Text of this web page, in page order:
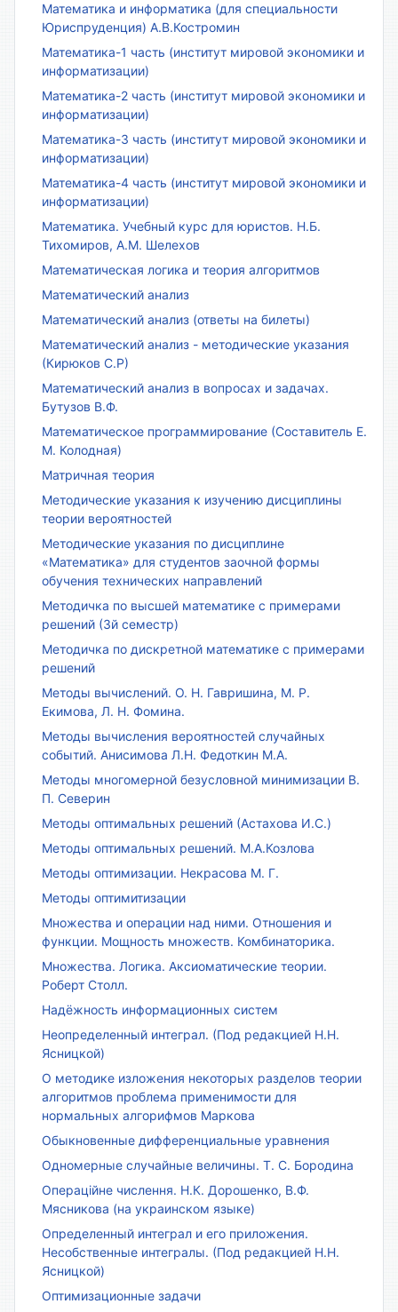
Математика и информатика (для специальности
Юриспруденция) А.В.Костромин
Математика-1 часть (институт мировой экономики и
информатизации)
Математика-2 часть (институт мировой экономики и
информатизации)
Математика-3 часть (институт мировой экономики и
информатизации)
Математика-4 часть (институт мировой экономики и
информатизации)
Математика. Учебный курс для юристов. Н.Б.
Тихомиров, А.М. Шелехов
Математическая логика и теория алгоритмов
Математический анализ
Математический анализ (ответы на билеты)
Математический анализ - методические указания
(Кирюков С.Р)
Математический анализ в вопросах и задачах.
Бутузов В.Ф.
Математическое программирование (Составитель Е.
М. Колодная)
Матричная теория
Методические указания к изучению дисциплины
теории вероятностей
Методические указания по дисциплине
«Математика» для студентов заочной формы
обучения технических направлений
Методичка по высшей математике с примерами
решений (3й семестр)
Методичка по дискретной математике с примерами
решений
Методы вычислений. О. Н. Гавришина, М. Р.
Екимова, Л. Н. Фомина.
Методы вычисления вероятностей случайных
событий. Анисимова Л.Н. Федоткин М.А.
Методы многомерной безусловной минимизации В.
П. Северин
Методы оптимальных решений (Астахова И.С.)
Методы оптимальных решений. М.А.Козлова
Методы оптимизации. Некрасова М. Г.
Методы оптимитизации
Множества и операции над ними. Отношения и
функции. Мощность множеств. Комбинаторика.
Множества. Логика. Аксиоматические теории.
Роберт Столл.
Надёжность информационных систем
Неопределенный интеграл. (Под редакцией Н.Н.
Ясницкой)
О методике изложения некоторых разделов теории
алгоритмов проблема применимости для
нормальных алгорифмов Маркова
Обыкновенные дифференциальные уравнения
Одномерные случайные величины. Т. С. Бородина
Операційне числення. Н.К. Дорошенко, В.Ф.
Мясникова (на украинском языке)
Определенный интеграл и его приложения.
Несобственные интегралы. (Под редакцией Н.Н.
Ясницкой)
Оптимизационные задачи